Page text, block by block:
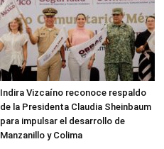
Indira Vizcaíno reconoce respaldo
de la Presidenta Claudia Sheinbaum
para impulsar el desarrollo de
Manzanillo y Colima